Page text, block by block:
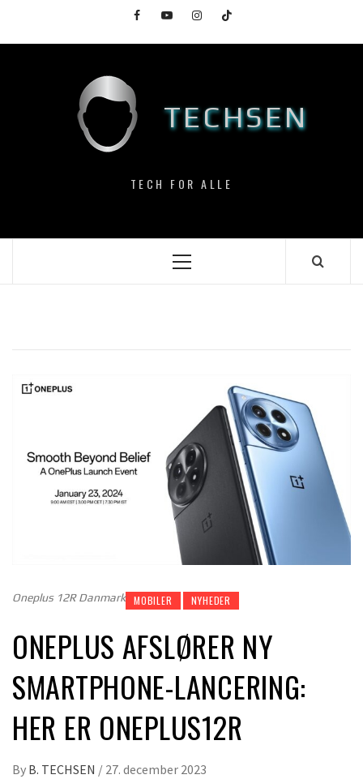
content
FacebookYouTubeInstagramTikTok
TECHSEN
TECH FOR ALLE
Primary
Oneplus 12R Danmark MOBILER NYHEDER
ONEPLUS AFSLØRER NY
SMARTPHONE-LANCERING:
HER ER ONEPLUS12R
By B. TECHSEN / 27. december 2023